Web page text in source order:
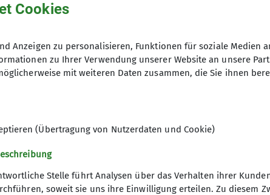
Wie schon einige Wochen zuvor in Koblenz am
üben!
und Richtungszeiger wurde eine Tour
gefragt, denn die geplante Tour sollte auch am
speziell fürs Gebirge sehr nützlichen erste
allem Wetter zu trotz, einen leicht
bei leichtem Sonnenschein den Steig begehen
der Ausbilder, sich abzuseilen. Fröhlich über den
Cookies
Anzeigen zu personalisieren, Funktionen für soziale Medien
zu Ihrer Verwendung unserer Website an unsere
mit weiteren Daten zusammen, die Sie ihnen
(Übertragung von Nutzerdaten und Cookie)
Stelle führt Analysen über das Verhalten ihrer
soweit sie uns ihre Einwilligung erteilen. Zu diesem